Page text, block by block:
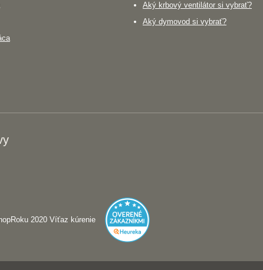
Aký krbový ventilátor si vybrať?
Aký dymovod si vybrať?